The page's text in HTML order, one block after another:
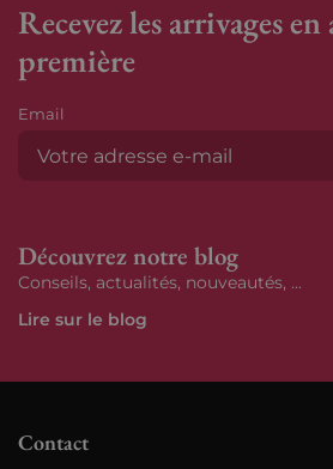
Recevez les arrivages
première
Email
Découvrez notre blog
Conseils, actualités, nouveautés, ...
Lire sur le blog
Contact